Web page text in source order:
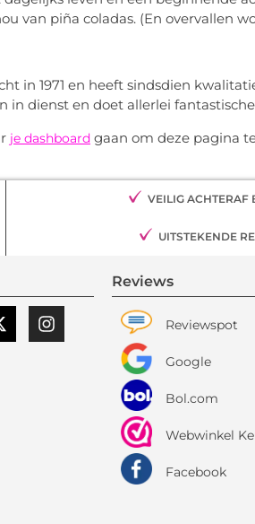
van piña coladas. (En overvallen
in 1971 en heeft sindsdien
in dienst en doet allerlei
je dashboard gaan om deze pagina
VEILIG ACHTERAF
UITSTEKENDE
Reviews
Reviewspot
Google
Bol.com
Webwinkel
Facebook